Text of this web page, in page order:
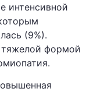
интенсивной
(9%).
формой